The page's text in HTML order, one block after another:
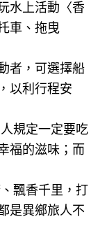
水上活動〈香
車、拖曳
選擇船
以利行程安
規定一定要吃
福的滋味；而
飄香千里，打
是異鄉旅人不